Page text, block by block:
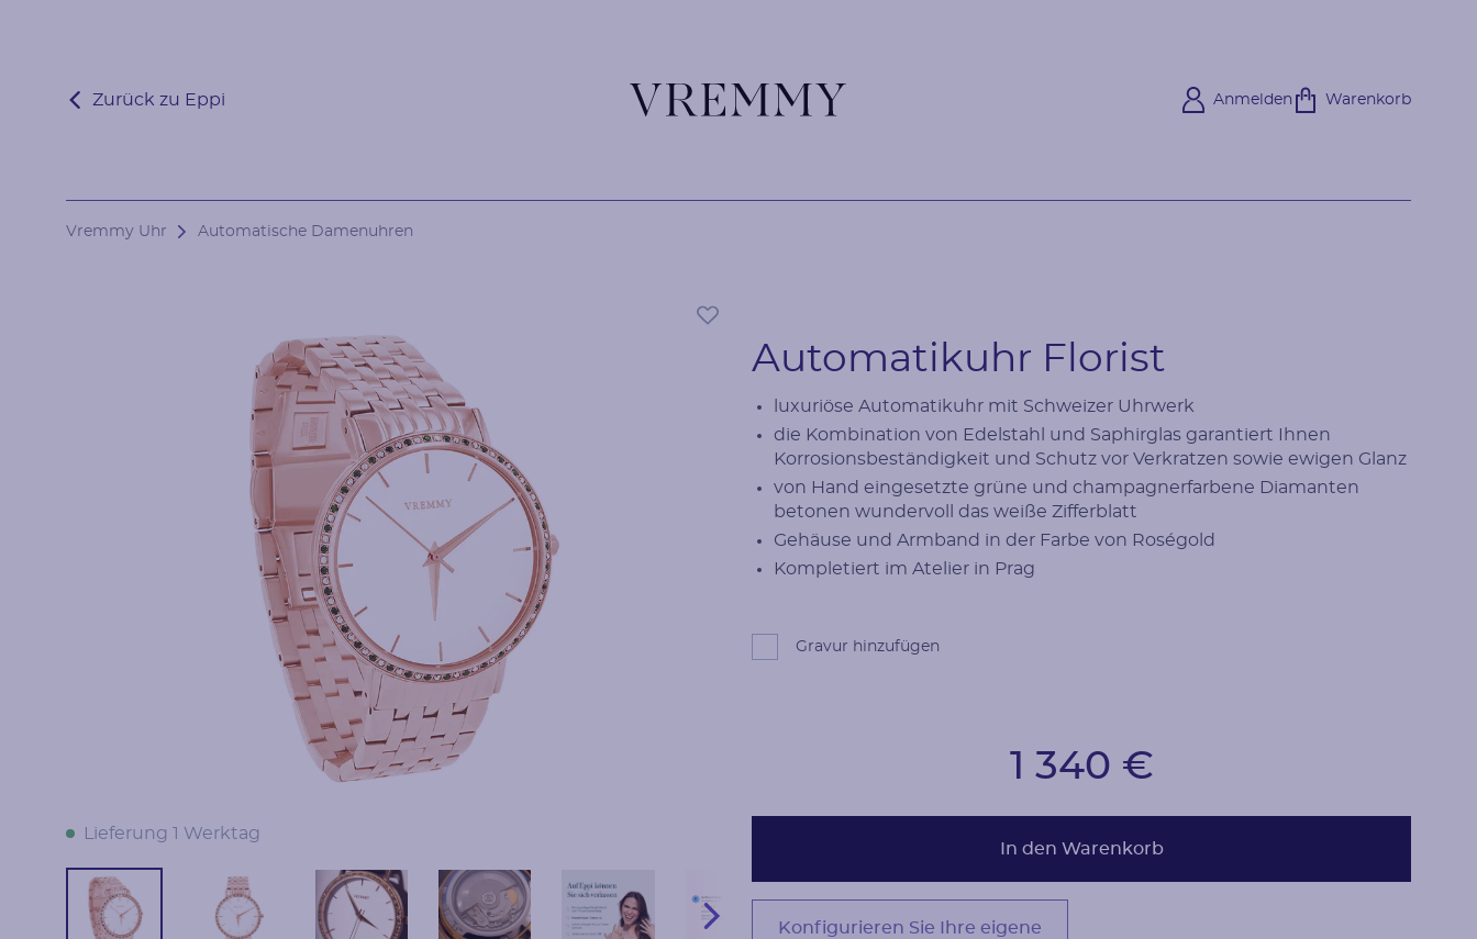
Zurück zu Eppi Anmelden Warenkorb
Vremmy Uhr Automatische Damenuhren
Lieferung 1 Werktag
Automatikuhr Florist
luxuriöse Automatikuhr mit Schweizer Uhrwerk
die Kombination von Edelstahl und Saphirglas garantiert Ihnen
Korrosionsbeständigkeit und Schutz vor Verkratzen sowie ewigen Glanz
von Hand eingesetzte grüne und champagnerfarbene Diamanten
betonen wundervoll das weiße Zifferblatt
Gehäuse und Armband in der Farbe von Roségold
Kompletiert im Atelier in Prag
Gravur hinzufügen
1 340 €
In den Warenkorb
Konfigurieren Sie Ihre eigene